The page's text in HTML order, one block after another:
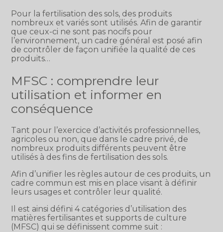
Pour la fertilisation des sols, des produits
nombreux et variés sont utilisés. Afin de garantir
que ceux-ci ne sont pas nocifs pour
l’environnement, un cadre général est posé afin
de contrôler de façon unifiée la qualité de ces
produits…
MFSC : comprendre leur
utilisation et informer en
conséquence
Tant pour l’exercice d’activités professionnelles,
agricoles ou non, que dans le cadre privé, de
nombreux produits différents peuvent être
utilisés à des fins de fertilisation des sols.
Afin d’unifier les règles autour de ces produits, un
cadre commun est mis en place visant à définir
leurs usages et contrôler leur qualité.
Il est ainsi défini 4 catégories d’utilisation des
matières fertilisantes et supports de culture
(MFSC) qui se définissent comme suit :